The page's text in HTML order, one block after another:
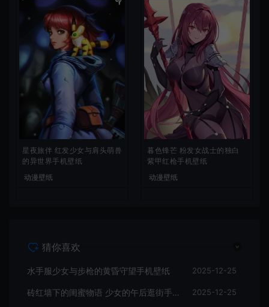
星夜旅伴 红发少女与肩头萌兽
的异世界手机壁纸
动漫壁纸
暮色锋芒 粉发女战士的独白
紫甲红枪手机壁纸
动漫壁纸
猜你喜欢
水手服少女与步枪的黄昏守望手机壁纸 2025-12-25
砖红墙下的闺蜜物语 少女的午后逛街手机壁纸 2025-12-25